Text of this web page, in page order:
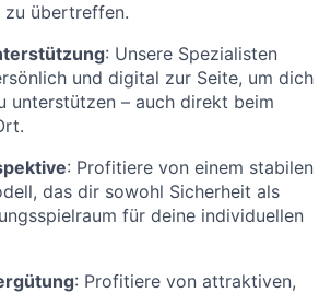
zu übertreffen.
: Unsere Spezialisten
und digital zur Seite, um dich
unterstützen – auch direkt beim
: Profitiere von einem stabilen
das dir sowohl Sicherheit als
für deine individuellen
: Profitiere von attraktiven,